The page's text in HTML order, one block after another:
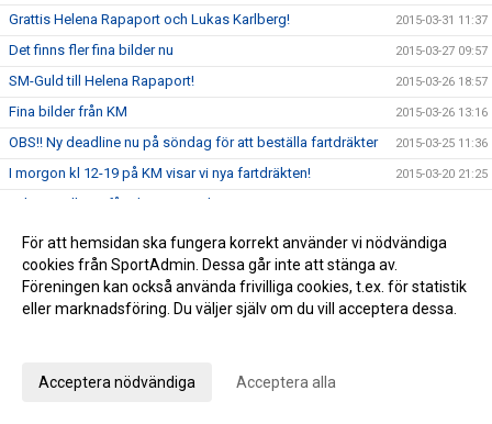
Grattis Helena Rapaport och Lukas Karlberg! 2015-03-31 11:37
Det finns fler fina bilder nu 2015-03-27 09:57
SM-Guld till Helena Rapaport! 2015-03-26 18:57
Fina bilder från KM 2015-03-26 13:16
OBS!! Ny deadline nu på söndag för att beställa fartdräkter 2015-03-25 11:36
I morgon kl 12-19 på KM visar vi nya fartdräkten! 2015-03-20 21:25
Lukas Karlberg får Idrottstipendium
Mer information om nya fartdräkten 2015-03-19 15:02
Nu beställer du NYA fartdräkten till nästa säsong 2015-03-18 16:48
Ni har väl anmält er till KM, sista dagen idag onsdag 2015-03-18 08:50
trevligaste händelse
För att hemsidan ska fungera korrekt använder vi nödvändiga
cookies från SportAdmin. Dessa går inte att stänga av.
Föreningen kan också använda frivilliga cookies, t.ex. för statistik
eller marknadsföring. Du väljer själv om du vill acceptera dessa.
Acceptera nödvändiga Acceptera alla